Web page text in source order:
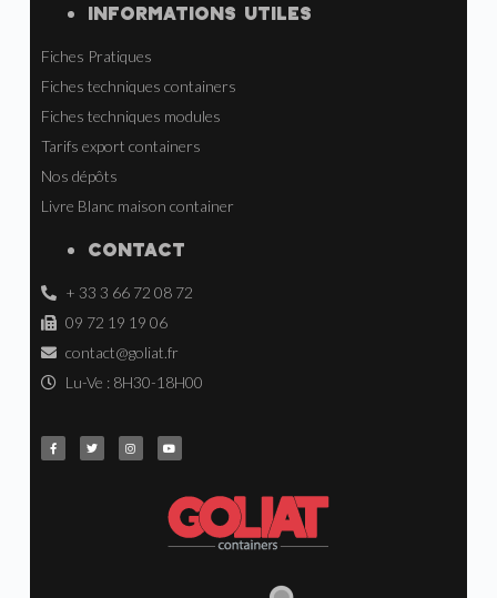
INFORMATIONS UTILES
Fiches Pratiques
Fiches techniques containers
Fiches techniques modules
Tarifs export containers
Nos dépôts
Livre Blanc maison container
CONTACT
+ 33 3 66 72 08 72
09 72 19 19 06
contact@goliat.fr
Lu-Ve : 8H30-18H00